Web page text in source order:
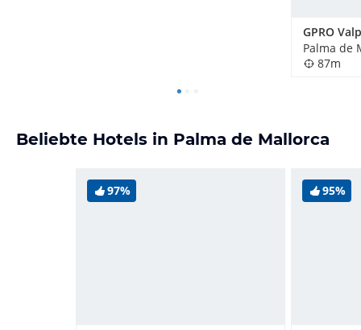
Palma de
87m
Beliebte Hotels in Palma de Mallorca
97% 95%